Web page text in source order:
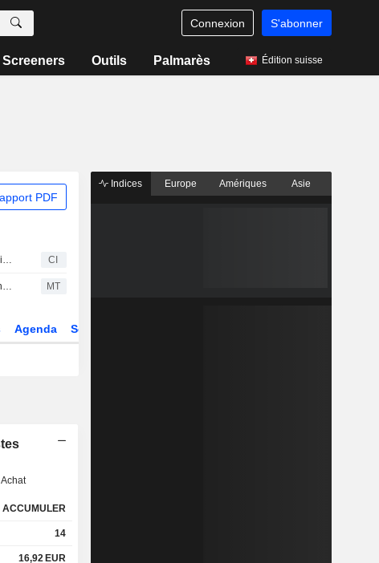
Connexion S'abonner
Screeners Outils Palmarès Édition suisse
PDF
Alstom S.A. remporte un contrat de 270 millions d'euros pour la fourniture de 25 trains X'trapolis 2.0 supplémentaires en Australie CI
Alstom décroche un contrat de 270 millions d'euros pour des locomotives avec un État australien MT
Agenda Secteur
Achat
ACCUMULER
14
16,92 EUR
Indices Europe Amériques Asie